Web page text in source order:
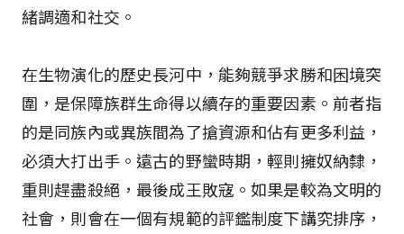
緒調適和社交。
在生物演化的歷史長河中，能夠競爭求勝和困境突
圍，是保障族群生命得以續存的重要因素。前者指
的是同族內或異族間為了搶資源和佔有更多利益，
必須大打出手。遠古的野蠻時期，輕則擁奴納隸，
重則趕盡殺絕，最後成王敗寇。如果是較為文明的
社會，則會在一個有規範的評鑑制度下講究排序，